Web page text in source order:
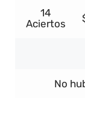
14
Aciertos
No